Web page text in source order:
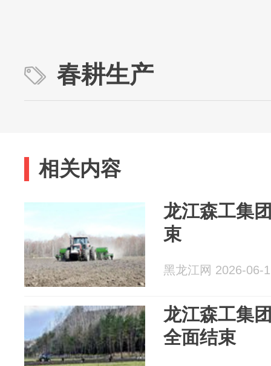
春耕生产
相关内容
龙江森工集
束
黑龙江网 2026-06-
龙江森工集
全面结束